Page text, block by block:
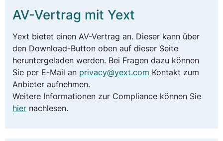
AV-Vertrag mit Yext
Yext bietet einen AV-Vertrag an. Dieser kann über
den Download-Button oben auf dieser Seite
heruntergeladen werden. Bei Fragen dazu können
Sie per E-Mail an privacy@yext.com Kontakt zum
Anbieter aufnehmen.
Weitere Informationen zur Compliance können Sie
hier nachlesen.